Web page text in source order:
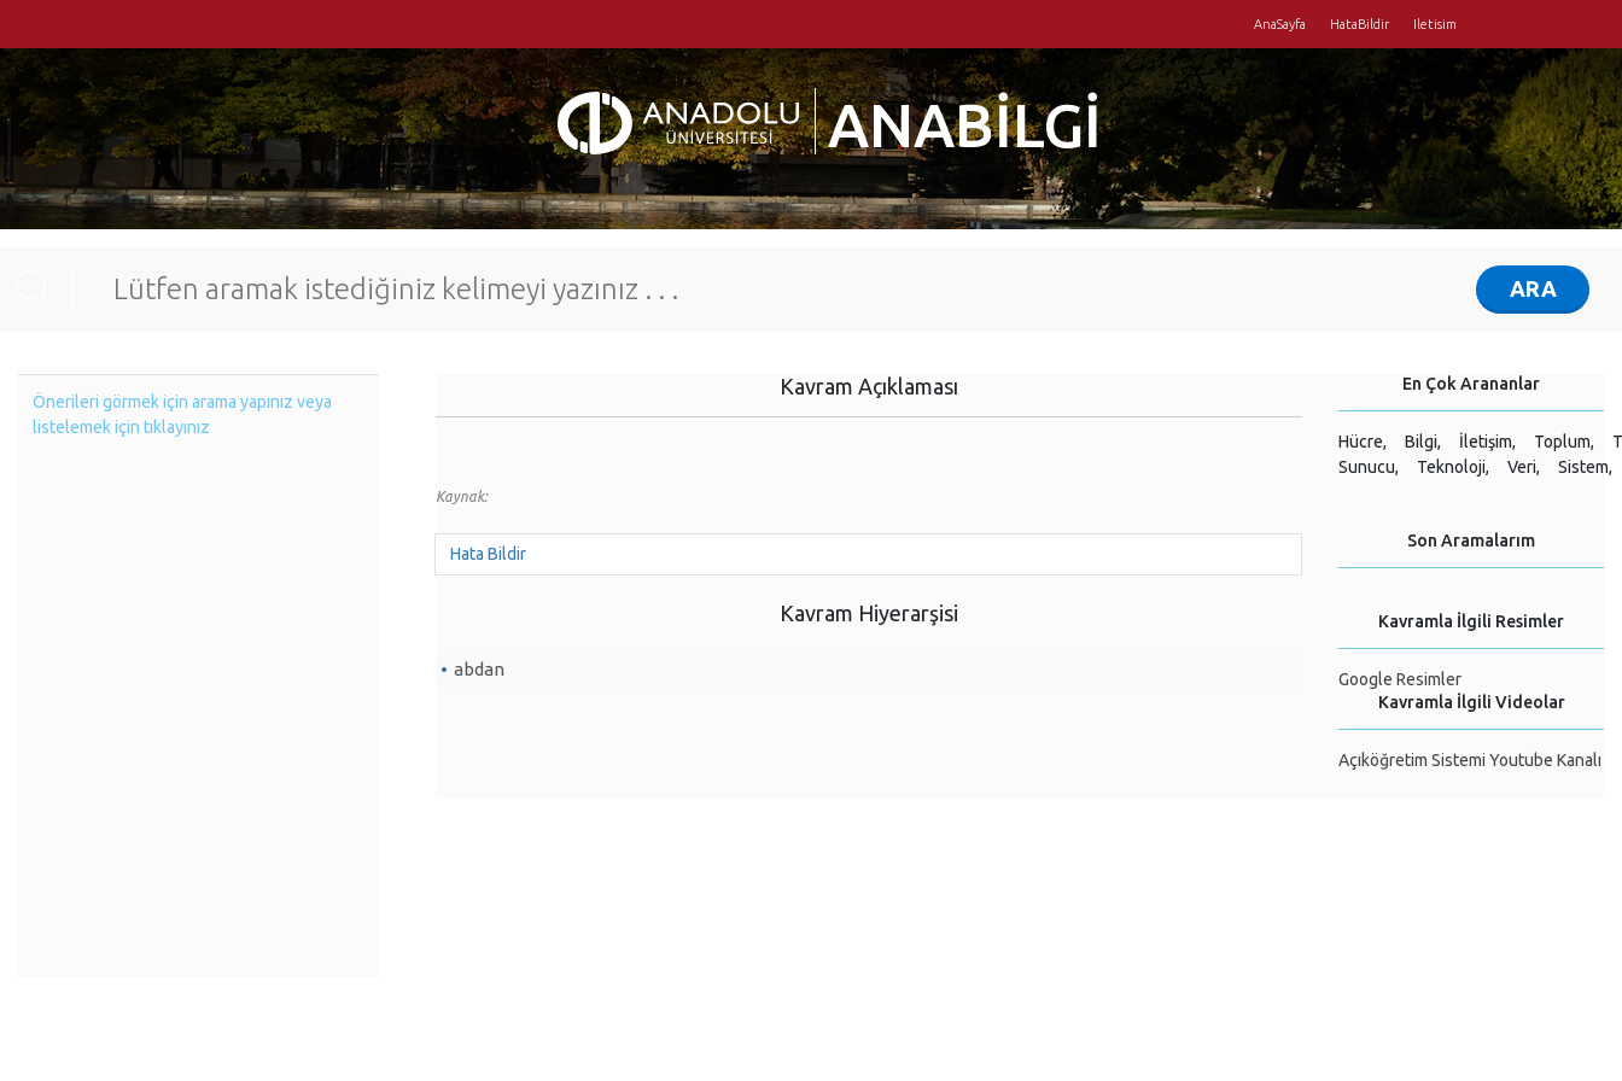
AnaSayfa HataBildir Iletisim
ANABİLGİ
Kavram Açıklaması
Kaynak:
Hata Bildir
Kavram Hiyerarşisi
abdan
En Çok Arananlar
Hücre, Bilgi, İletişim, Toplum,
Sunucu,
Teknoloji, Veri, Sistem,
Son Aramalarım
Kavramla İlgili Resimler
Google Resimler
Kavramla İlgili Videolar
Açıköğretim Sistemi Youtube Kanalı
Önerileri görmek için arama yapınız veya
listelemek için tıklayınız